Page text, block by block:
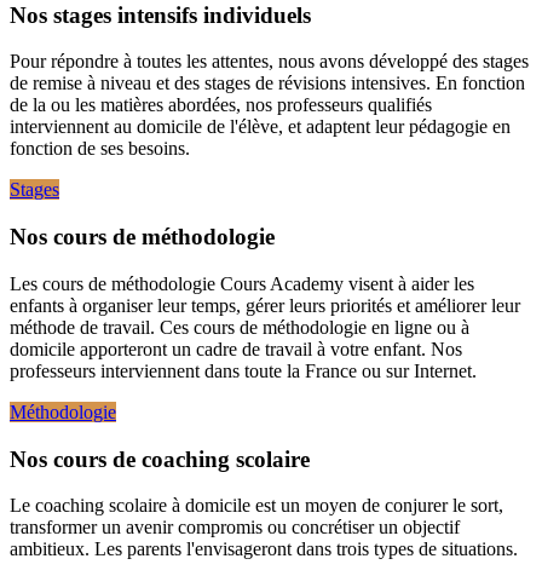
Nos stages intensifs individuels
Pour répondre à toutes les attentes, nous avons développé des stages
de remise à niveau et des stages de révisions intensives. En fonction
de la ou les matières abordées, nos professeurs qualifiés
interviennent au domicile de l'élève, et adaptent leur pédagogie en
fonction de ses besoins.
Stages
Nos cours de méthodologie
Les cours de méthodologie Cours Academy visent à aider les
enfants à organiser leur temps, gérer leurs priorités et améliorer leur
méthode de travail. Ces cours de méthodologie en ligne ou à
domicile apporteront un cadre de travail à votre enfant. Nos
professeurs interviennent dans toute la France ou sur Internet.
Méthodologie
Nos cours de coaching scolaire
Le coaching scolaire à domicile est un moyen de conjurer le sort,
transformer un avenir compromis ou concrétiser un objectif
ambitieux. Les parents l'envisageront dans trois types de situations.